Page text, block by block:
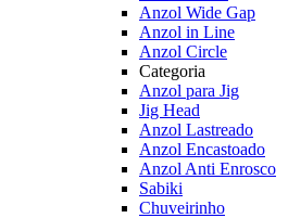
Anzol Wide Gap
Anzol in Line
Anzol Circle
Categoria
Anzol para Jig
Jig Head
Anzol Lastreado
Anzol Encastoado
Anzol Anti Enrosco
Sabiki
Chuveirinho